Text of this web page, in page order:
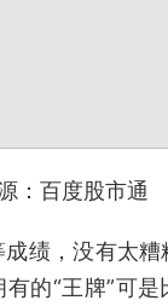
：百度股市通
绩，没有太
的“王牌”可